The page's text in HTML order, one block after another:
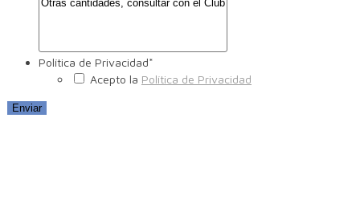
Política de Privacidad*
Acepto la Política de Privacidad